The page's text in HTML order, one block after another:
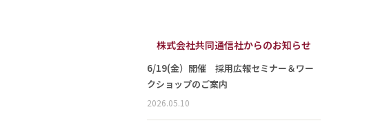
株式会社共同通信社からのお知らせ
6/19(金）開催 採用広報セミナー＆ワー
クショップのご案内
2026.05.10